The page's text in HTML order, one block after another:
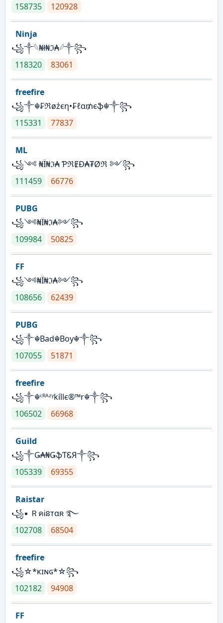
158735
120928
Ninja
꧁⁣༒𓆩₦ł₦ℑ₳𓆪༒꧂
118320
83061
freefire
꧁༒☬₣ℜøźєη•₣ℓα₥єֆ☬༒꧂
115331
77837
ML
꧁༺ ₦Ї₦ℑ₳ ƤℜɆĐ₳₮Øℜ ༻꧂
111459
66776
PUBG
꧁༺₦Ї₦ℑ₳༻꧂
109984
50825
FF
꧁༺₦Ї₦ℑ₳༻꧂
108656
62439
PUBG
꧁༒☬Bad☬Boy☬༒꧂
107055
51871
freefire
꧁༒☬ᶜᴿᴬᶻᵞkíllє®™r☬༒꧂
106502
66968
Guild
꧁༒Ǥ₳₦ǤֆƬᏋЯ༒꧂
105339
69355
Raistar
꧁▪ ＲคᎥនтαʀ ࿐
102708
68504
freefire
꧁☆*κɪɴɢ*☆꧂
102182
94908
FF